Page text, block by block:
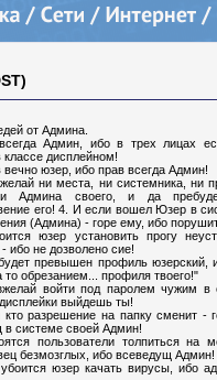
от Админа.
Админ, ибо в трех лицах
дисплейном!
юзер, ибо прав всегда Админ!
ни места, ни системника, ни
Админа своего, и да
его! 4. И если вошел Юзер в
(Админа) - горе ему, ибо
юзер установить прогу
ибо не дозволено сие!
превышен профиль юзерский,
то обрезанием... профиля твоего!"
войти под паролем чужим в
выйдешь ты!
разрешение на папку сменит -
в системе своей Админ!
пользователи толпиться на
безмозглых, ибо всеведущ Админ!
юзер качать вирусы, ибо